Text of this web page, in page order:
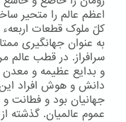
اعظم عالم را متحیر
کلّ ملوک قطعات اربعهء
به عنوان جهانگیری
سرافراز. در قطب عالم
و بدایع عظیمه و
دانش و هوش افراد
جهانیان بود و فطانت
عموم عالمیان. گذشته